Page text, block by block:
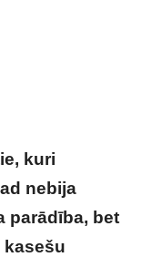
kuri
nebija
parādība, bet
kasešu